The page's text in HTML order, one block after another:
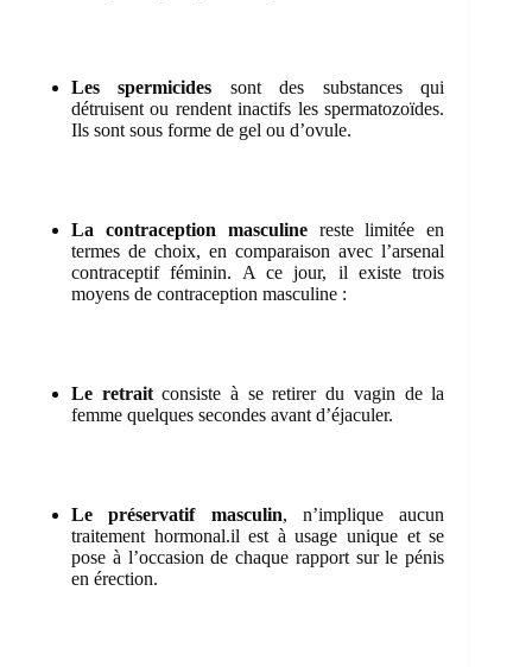
Les spermicides sont des substances qui
détruisent ou rendent inactifs les spermatozoïdes.
Ils sont sous forme de gel ou d’ovule.
La contraception masculinereste limitée en
termes de choix, en comparaison avec l’arsenal
contraceptif féminin. A ce jour, il existe trois
moyens de contraception masculine :
Le retraitconsiste à se retirer du vagin de la
femme quelques secondes avant d’éjaculer.
Le préservatif masculin, n’implique aucun
traitement hormonal.il est à usage unique et se
pose à l’occasion de chaque rapport sur le pénis
en érection.